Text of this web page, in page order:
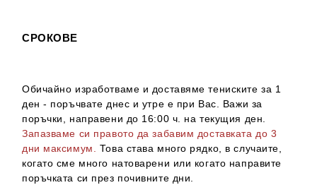
СРОКОВЕ
Обичайно изработваме и доставяме тениските за 1
ден - поръчвате днес и утре е при Вас. Важи за
поръчки, направени до 16:00 ч. на текущия ден.
Запазваме си правото да забавим доставката до 3
дни максимум.
Това става много рядко, в случаите,
когато сме много натоварени или когато направите
поръчката си през почивните дни.